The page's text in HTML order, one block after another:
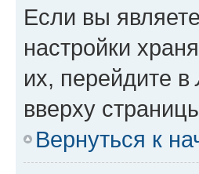
Если вы
настройки
их, перейдите в
вверху
Вернуться к